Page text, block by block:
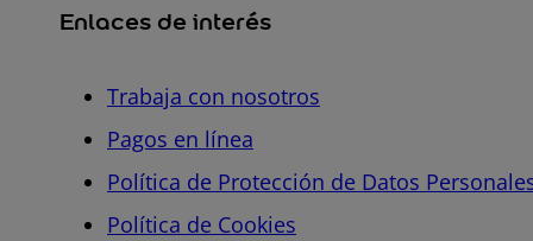
Enlaces de interés
Trabaja con nosotros
Pagos en línea
Política de Protección de Datos
Política de Cookies